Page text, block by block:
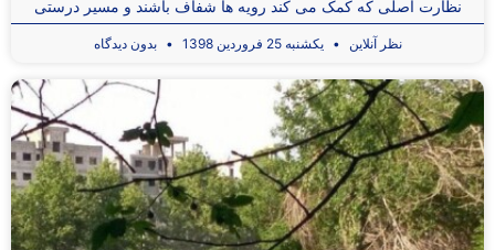
نظارت اصلی که کمک می کند رویه ها شفاف باشند و مسیر درستی
نظر آنلاین یکشنبه 25 فروردین 1398 بدون دیدگاه